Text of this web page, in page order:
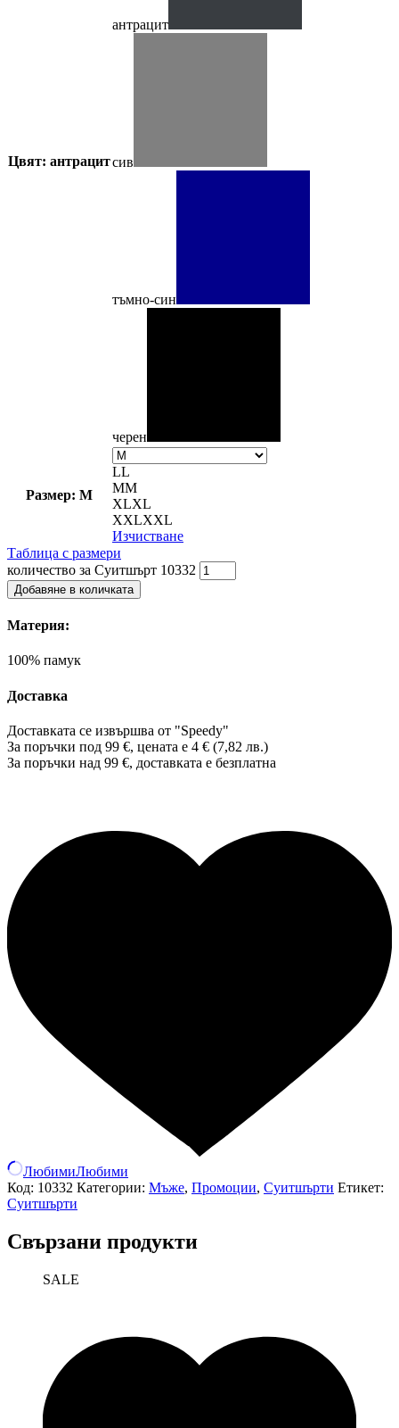
Цвят: антрацит
антрацит
сив
тъмно-син
черен
Размер: M
LL
MM
XLXL
XXLXXL
Изчистване
Таблица с размери
количество за Суитшърт 10332
Добавяне в количката
Материя:
100% памук
Доставка
Доставката се извършва от "Speedy"
За поръчки под 99 €, цената е 4 € (7,82 лв.)
За поръчки над 99 €, доставката е безплатна
ЛюбимиЛюбими
Код: 10332 Категории: Мъже, Промоции, Суитшърти Етикет:
Суитшърти
Свързани продукти
SALE